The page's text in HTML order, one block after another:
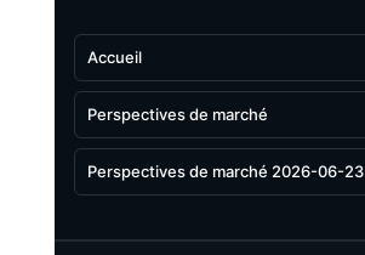
Accueil
Perspectives de marché
Perspectives de marché 2026-06-23